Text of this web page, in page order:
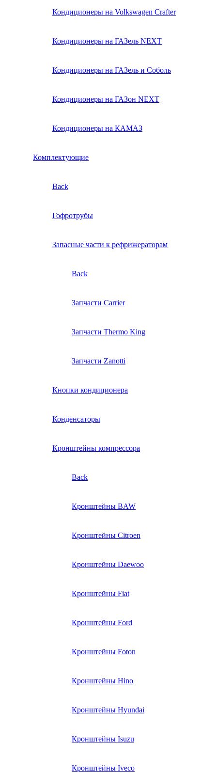
Кондиционеры на Volkswagen Crafter
Кондиционеры на ГАЗель NEXT
Кондиционеры на ГАЗель и Соболь
Кондиционеры на ГАЗон NEXT
Кондиционеры на КАМАЗ
Комплектующие
Back
Гофротрубы
Запасные части к рефрижераторам
Back
Запчасти Carrier
Запчасти Thermo King
Запчасти Zanotti
Кнопки кондиционера
Конденсаторы
Кронштейны компрессора
Back
Кронштейны BAW
Кронштейны Citroen
Кронштейны Daewoo
Кронштейны Fiat
Кронштейны Ford
Кронштейны Foton
Кронштейны Hino
Кронштейны Hyundai
Кронштейны Isuzu
Кронштейны Iveco